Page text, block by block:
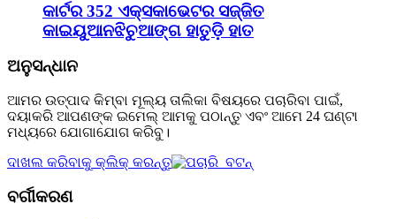
କାର୍ଟର 352 ଏକ୍ସକାଭେଟର ସଜ୍ଜିତ
କାଇୟୁଆନଝିଚୁଆଙ୍ଗ ହାତୁଡ଼ି ହାତ
ଅନୁସନ୍ଧାନ
ଆମର ଉତ୍ପାଦ କିମ୍ବା ମୂଲ୍ୟ ତାଲିକା ବିଷୟରେ ପଚାରିବା ପାଇଁ,
ଦୟାକରି ଆପଣଙ୍କ ଇମେଲ୍ ଆମକୁ ପଠାନ୍ତୁ ଏବଂ ଆମେ 24 ଘଣ୍ଟା
ମଧ୍ୟରେ ଯୋଗାଯୋଗ କରିବୁ।
ଦାଖଲ କରିବାକୁ କ୍ଲିକ୍ କରନ୍ତୁ
ବର୍ଗୀକରଣ